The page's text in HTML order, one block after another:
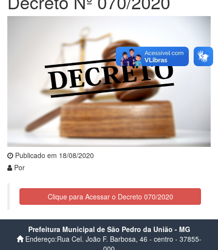
Publicado em 18/08/2020
Por
Clique para Acessar o Decreto 070/2020
Prefeitura Municipal de São Pedro da União - MG
Endereço:Rua Cel. João F. Barbosa, 46 - centro - 37855-